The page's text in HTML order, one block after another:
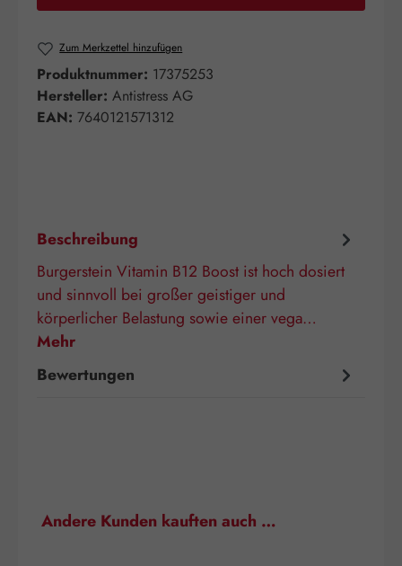
Zum Merkzettel hinzufügen
Produktnummer: 17375253
Hersteller: Antistress AG
EAN: 7640121571312
Beschreibung
Burgerstein Vitamin B12 Boost ist hoch dosiert
und sinnvoll bei großer geistiger und
körperlicher Belastung sowie einer vega…
Mehr
Bewertungen
Produktgalerie überspringen
Andere Kunden kauften auch …